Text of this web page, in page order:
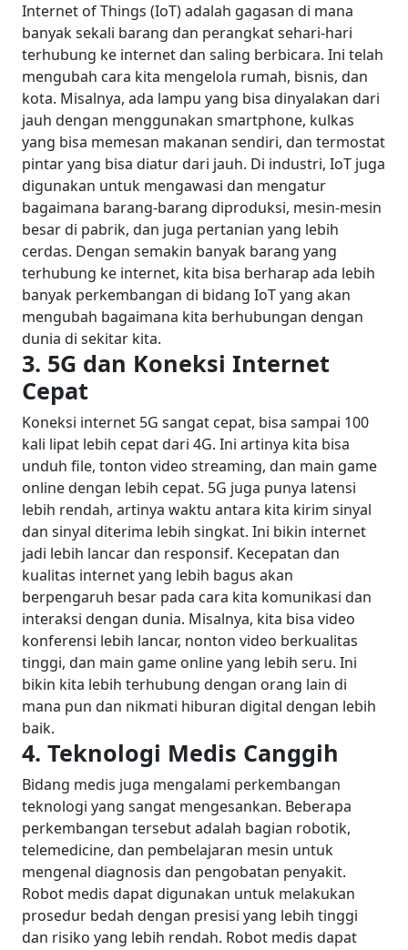
Internet of Things (IoT) adalah gagasan di mana
banyak sekali barang dan perangkat sehari-hari
terhubung ke internet dan saling berbicara. Ini telah
mengubah cara kita mengelola rumah, bisnis, dan
kota. Misalnya, ada lampu yang bisa dinyalakan dari
jauh dengan menggunakan smartphone, kulkas
yang bisa memesan makanan sendiri, dan termostat
pintar yang bisa diatur dari jauh. Di industri, IoT juga
digunakan untuk mengawasi dan mengatur
bagaimana barang-barang diproduksi, mesin-mesin
besar di pabrik, dan juga pertanian yang lebih
cerdas. Dengan semakin banyak barang yang
terhubung ke internet, kita bisa berharap ada lebih
banyak perkembangan di bidang IoT yang akan
mengubah bagaimana kita berhubungan dengan
dunia di sekitar kita.
3. 5G dan Koneksi Internet
Cepat
Koneksi internet 5G sangat cepat, bisa sampai 100
kali lipat lebih cepat dari 4G. Ini artinya kita bisa
unduh file, tonton video streaming, dan main game
online dengan lebih cepat. 5G juga punya latensi
lebih rendah, artinya waktu antara kita kirim sinyal
dan sinyal diterima lebih singkat. Ini bikin internet
jadi lebih lancar dan responsif. Kecepatan dan
kualitas internet yang lebih bagus akan
berpengaruh besar pada cara kita komunikasi dan
interaksi dengan dunia. Misalnya, kita bisa video
konferensi lebih lancar, nonton video berkualitas
tinggi, dan main game online yang lebih seru. Ini
bikin kita lebih terhubung dengan orang lain di
mana pun dan nikmati hiburan digital dengan lebih
baik.
4. Teknologi Medis Canggih
Bidang medis juga mengalami perkembangan
teknologi yang sangat mengesankan. Beberapa
perkembangan tersebut adalah bagian robotik,
telemedicine, dan pembelajaran mesin untuk
mengenal diagnosis dan pengobatan penyakit.
Robot medis dapat digunakan untuk melakukan
prosedur bedah dengan presisi yang lebih tinggi
dan risiko yang lebih rendah. Robot medis dapat